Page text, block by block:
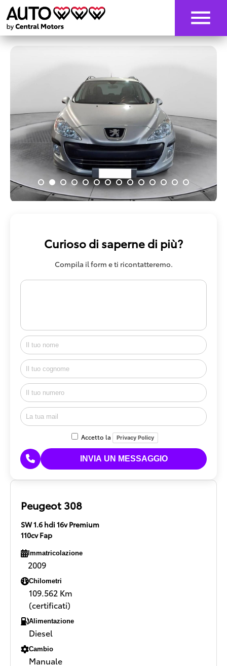
Curioso di saperne di più?
Compila il form e ti ricontatteremo.
Accetto la Privacy Policy
Peugeot 308
SW 1.6 hdi 16v Premium
110cv Fap
Immatricolazione
2009
Chilometri
109.562 Km
(certificati)
Alimentazione
Diesel
Cambio
Manuale